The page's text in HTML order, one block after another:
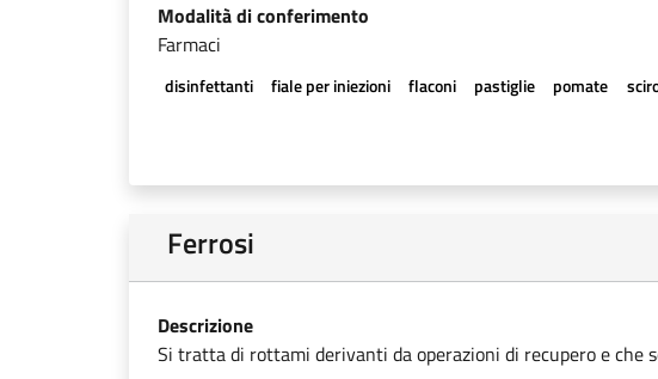
Modalità di conferimento
Farmaci
disinfettanti fiale per iniezioni flaconi pastiglie pomate
Ferrosi
Descrizione
Si tratta di rottami derivanti da operazioni di recupero e che